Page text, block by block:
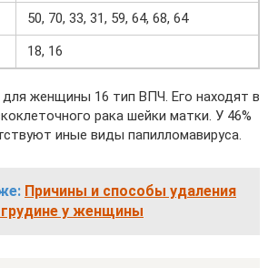
50, 70, 33, 31, 59, 64, 68, 64
18, 16
женщины 16 тип ВПЧ. Его находят в
рака шейки матки. У 46%
иные виды папилломавируса.
Причины и способы удаления
у женщины